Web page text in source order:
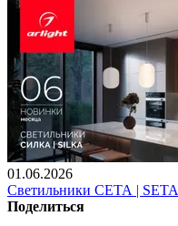
01.06.2026
Светильники СЕТА | SETA
Поделиться